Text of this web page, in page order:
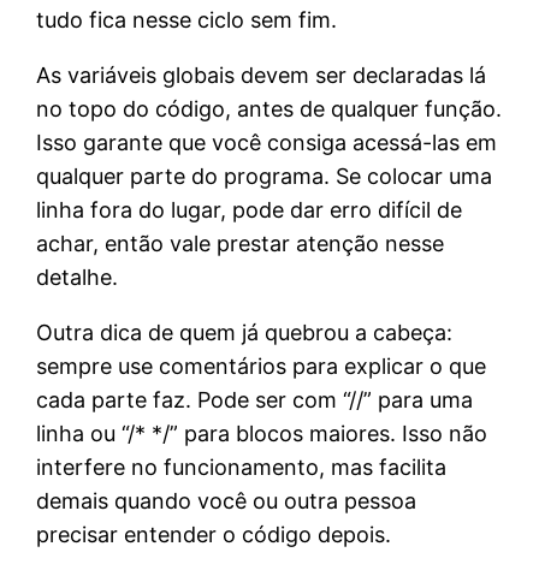
tudo fica nesse ciclo sem fim.
As variáveis globais devem ser declaradas lá
no topo do código, antes de qualquer função.
Isso garante que você consiga acessá-las em
qualquer parte do programa. Se colocar uma
linha fora do lugar, pode dar erro difícil de
achar, então vale prestar atenção nesse
detalhe.
Outra dica de quem já quebrou a cabeça:
sempre use comentários para explicar o que
cada parte faz. Pode ser com “//” para uma
linha ou “/* */” para blocos maiores. Isso não
interfere no funcionamento, mas facilita
demais quando você ou outra pessoa
precisar entender o código depois.